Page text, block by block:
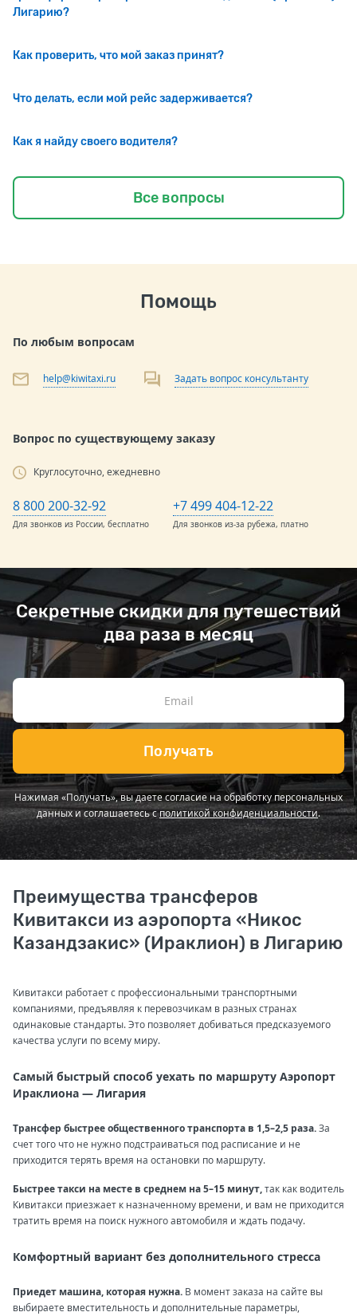
Лигарию?
Как проверить, что мой заказ принят?
Что делать, если мой рейс задерживается?
Как я найду своего водителя?
Все вопросы
Помощь
По любым вопросам
help@kiwitaxi.ru Задать вопрос консультанту
Вопрос по существующему заказу
Круглосуточно, ежедневно
8 800 200-32-92
Для звонков из России, бесплатно
+7 499 404-12-22
Для звонков из-за рубежа, платно
Секретные скидки для путешествий
два раза в месяц
Получать
Нажимая «Получать», вы даете согласие на обработку персональных
данных и соглашаетесь сполитикой конфиденциальности.
Преимущества трансферов
Кивитакси из аэропорта «Никос
Казандзакис» (Ираклион) в Лигарию
Кивитакси работает с профессиональными транспортными
компаниями, предъявляя к перевозчикам в разных странах
одинаковые стандарты. Это позволяет добиваться предсказуемого
качества услуги по всему миру.
Самый быстрый способ уехать по маршруту Аэропорт
Ираклиона — Лигария
Трансфер быстрее общественного транспорта в 1,5–2,5 раза.За
счет того что не нужно подстраиваться под расписание и не
приходится терять время на остановки по маршруту.
Быстрее такси на месте в среднем на 5–15 минут,так как водитель
Кивитакси приезжает к назначенному времени, и вам не приходится
тратить время на поиск нужного автомобиля и ждать подачу.
Комфортный вариант без дополнительного стресса
Приедет машина, которая нужна. В момент заказа на сайте вы
выбираете вместительность и дополнительные параметры,